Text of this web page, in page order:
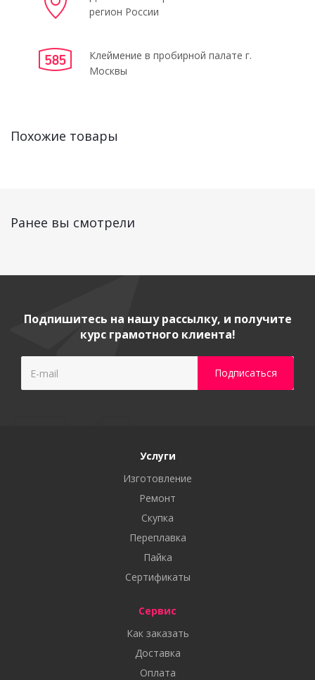
регион России
Клеймение в пробирной палате г.
Москвы
Похожие товары
Ранее вы смотрели
Подпишитесь на нашу рассылку, и получите
курс грамотного клиента!
Услуги
Изготовление
Ремонт
Скупка
Переплавка
Пайка
Сертификаты
Сервис
Как заказать
Доставка
Оплата